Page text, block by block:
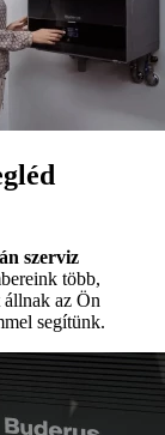
szerviz
több,
állnak az Ön
segítünk.